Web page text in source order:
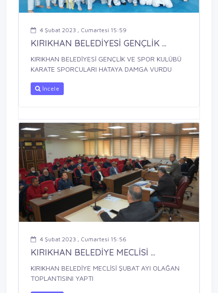
4 Şubat 2023 , Cumartesi 15:59
KIRIKHAN BELEDİYESİ GENÇLİK ...
KIRIKHAN BELEDİYESİ GENÇLİK VE SPOR KULÜBÜ
KARATE SPORCULARI HATAYA DAMGA VURDU
İncele
4 Şubat 2023 , Cumartesi 15:56
KIRIKHAN BELEDİYE MECLİSİ ...
KIRIKHAN BELEDİYE MECLİSİ ŞUBAT AYI OLAĞAN
TOPLANTISINI YAPTI